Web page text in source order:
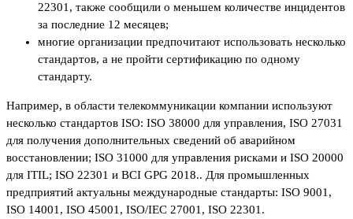
22301, также сообщили о меньшем количестве инцидентов
за последние 12 месяцев;
многие организации предпочитают использовать несколько
стандартов, а не пройти сертификацию по одному
стандарту.
Например, в области телекоммуникации компании используют
несколько стандартов ISO: ISO 38000 для управления, ISO 27031
для получения дополнительных сведений об аварийном
восстановлении; ISO 31000 для управления рисками и ISO 20000
для ITIL; ISO 22301 и BCI GPG 2018.. Для промышленных
предприятий актуальны международные стандарты: ISO 9001,
ISO 14001, ISO 45001, ISO/IEC 27001, ISO 22301.